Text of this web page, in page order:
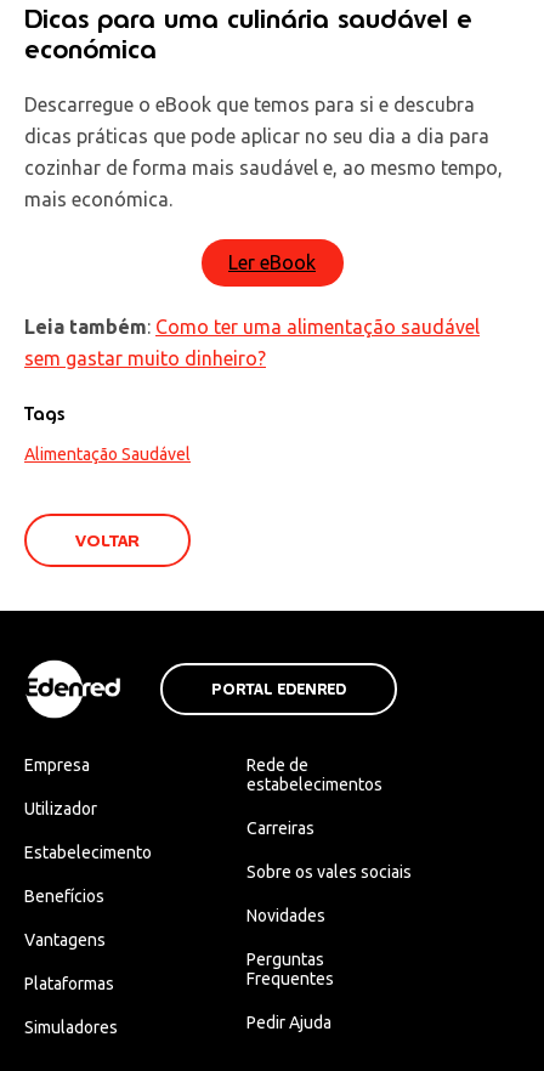
Dicas para uma culinária saudável e
económica
Descarregue o eBook que temos para si e descubra
dicas práticas que pode aplicar no seu dia a dia para
cozinhar de forma mais saudável e, ao mesmo tempo,
mais económica.
Ler eBook
Leia também: Como ter uma alimentação saudável
sem gastar muito dinheiro?
Tags
Alimentação Saudável
VOLTAR
PORTAL EDENRED
Empresa
Utilizador
Estabelecimento
Benefícios
Vantagens
Plataformas
Simuladores
Rede de
estabelecimentos
Carreiras
Sobre os vales sociais
Novidades
Perguntas
Frequentes
Pedir Ajuda